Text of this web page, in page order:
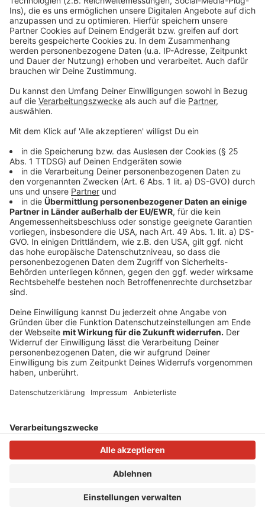
Livestream Fackelzug (30.08.25, ab 20:45
Uhr)
Anzeige
Wir benötigen Ihre
Video-Service zu laden!
Wir verwenden einen Service eines
Drittanbieters, um Videoinhalte
einzubetten. Dieser Service kann
Daten zu Ihren Aktivitäten
sammeln. Bitte lesen Sie die
Details durch und stimmen Sie der
Nutzung des Service zu, um dieses
Video anzusehen.
Mehr Informationen
powered byUsercentrics Consent
Management Platform
Hier seht ihr den Fackelzug zum Neusser
Bügerschützenfest 2025
Anzeige